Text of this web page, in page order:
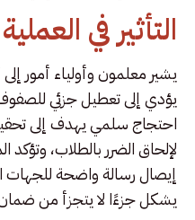
التأثير في
يشير معلمون وأولياء أمور
يؤدي إلى تعطيل جزئي للصفوف
احتجاج سلمي يهدف إلى
لإلحاق الضرر بالطلاب،
إيصال رسالة واضحة للجهات
يشكل جزءًا لا يتجزأ من ضمان